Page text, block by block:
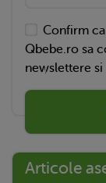
Confirm
Qbebe.ro sa
newslettere
Articole